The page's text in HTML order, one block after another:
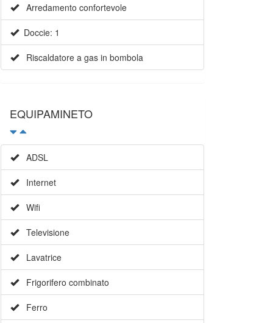
Arredamento confortevole
Doccie: 1
Riscaldatore a gas in bombola
EQUIPAMINETO
ADSL
Internet
Wifi
Televisione
Lavatrice
Frigorifero combinato
Ferro